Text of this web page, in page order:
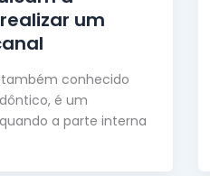
um
conhecido
é um
a parte interna